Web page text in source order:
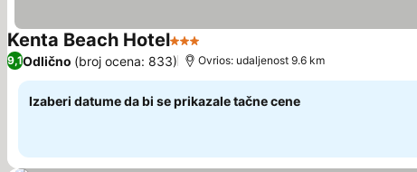
Kenta Beach Hotel3 Zvezdice
9,1Odlično (broj ocena: 833) Ovrios: udaljenost 9.6 km
Izaberi datume da bi se prikazale tačne cene